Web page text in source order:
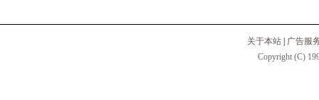
关于本站
广告服
Copyright (C)